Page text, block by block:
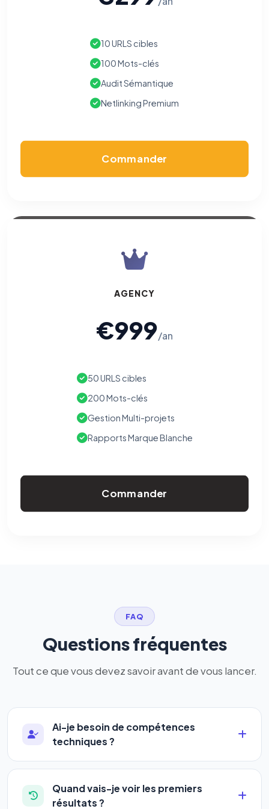
10 URLS cibles
100 Mots-clés
Audit Sémantique
Netlinking Premium
Commander
AGENCY
€999/an
50 URLS cibles
200 Mots-clés
Gestion Multi-projets
Rapports Marque Blanche
Commander
FAQ
Questions fréquentes
Tout ce que vous devez savoir avant de vous lancer.
Ai-je besoin de compétences
techniques ?
Absolument pas. Notre logiciel a été conçu pour
être accessible àtous les profils: artisans,
commerçants, auto-entrepreneurs, PME ou
Quand vais-je voir les premiers
résultats ?